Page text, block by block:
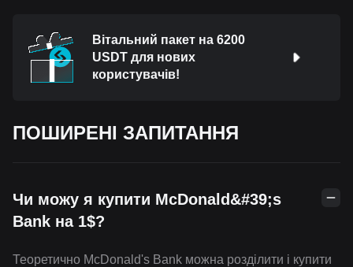
Вітальний пакет на 6200
USDT для нових
користувачів!
ПОШИРЕНІ ЗАПИТАННЯ
Чи можу я купити McDonald&#39;s
Bank на 1$?
Теоретично McDonald's Bank можна розділити і купити